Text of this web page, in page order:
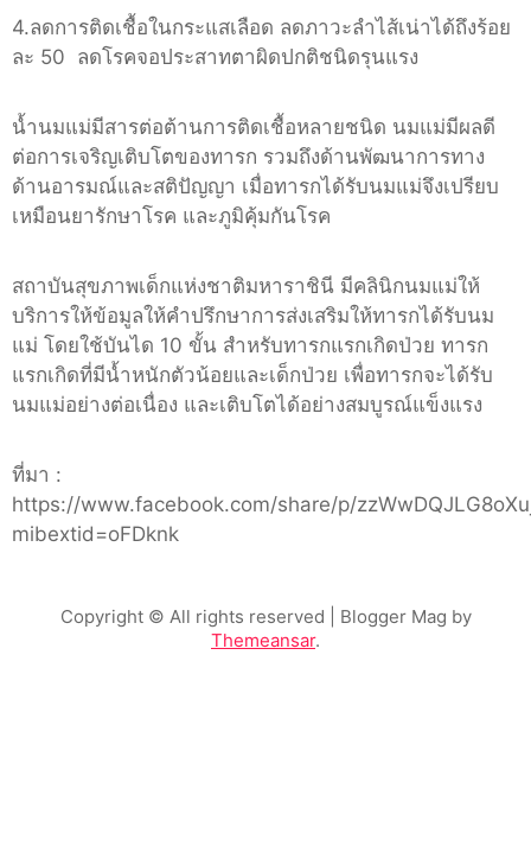
4.ลดการติดเชื้อในกระแสเลือด ลดภาวะลำไส้เน่าได้ถึงร้อย
ละ 50 ลดโรคจอประสาทตาผิดปกติชนิดรุนแรง
น้ำนมแม่มีสารต่อต้านการติดเชื้อหลายชนิด นมแม่มีผลดี
ต่อการเจริญเติบโตของทารก รวมถึงด้านพัฒนาการทาง
ด้านอารมณ์และสติปัญญา เมื่อทารกได้รับนมแม่จึงเปรียบ
เหมือนยารักษาโรค และภูมิคุ้มกันโรค
สถาบันสุขภาพเด็กแห่งชาติมหาราชินี มีคลินิกนมแม่ให้
บริการให้ข้อมูลให้คำปรึกษาการส่งเสริมให้ทารกได้รับนม
แม่ โดยใช้บันได 10 ขั้น สำหรับทารกแรกเกิดป่วย ทารก
แรกเกิดที่มีน้ำหนักตัวน้อยและเด็กป่วย เพื่อทารกจะได้รับ
นมแม่อย่างต่อเนื่อง และเติบโตได้อย่างสมบูรณ์แข็งแรง
ที่มา :
https://www.facebook.com/share/p/
mibextid=oFDknk
Copyright © All rights reserved | Blogger Mag by
Themeansar.